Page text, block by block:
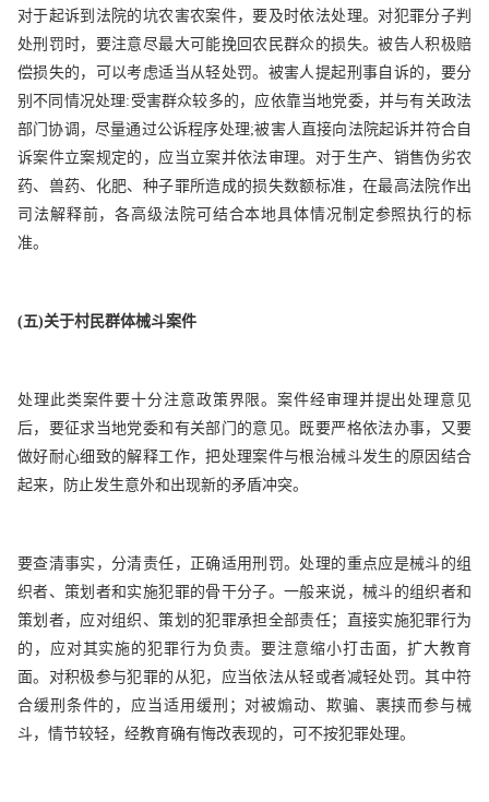
对于起诉到法院的坑农害农案件，要及时依法处理。对犯罪分子判
处刑罚时，要注意尽最大可能挽回农民群众的损失。被告人积极赔
偿损失的，可以考虑适当从轻处罚。被害人提起刑事自诉的，要分
别不同情况处理:受害群众较多的，应依靠当地党委，并与有关政法
部门协调，尽量通过公诉程序处理;被害人直接向法院起诉并符合自
诉案件立案规定的，应当立案并依法审理。对于生产、销售伪劣农
药、兽药、化肥、种子罪所造成的损失数额标准，在最高法院作出
司法解释前，各高级法院可结合本地具体情况制定参照执行的标
准。
(五)关于村民群体械斗案件
处理此类案件要十分注意政策界限。案件经审理并提出处理意见
后，要征求当地党委和有关部门的意见。既要严格依法办事，又要
做好耐心细致的解释工作，把处理案件与根治械斗发生的原因结合
起来，防止发生意外和出现新的矛盾冲突。
要查清事实，分清责任，正确适用刑罚。处理的重点应是械斗的组
织者、策划者和实施犯罪的骨干分子。一般来说，械斗的组织者和
策划者，应对组织、策划的犯罪承担全部责任；直接实施犯罪行为
的，应对其实施的犯罪行为负责。要注意缩小打击面，扩大教育
面。对积极参与犯罪的从犯，应当依法从轻或者减轻处罚。其中符
合缓刑条件的，应当适用缓刑；对被煽动、欺骗、裹挟而参与械
斗，情节较轻，经教育确有悔改表现的，可不按犯罪处理。